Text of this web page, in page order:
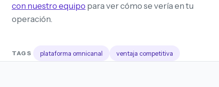
con nuestro equipo para ver cómo se vería en tu
operación.
TAGS plataforma omnicanal ventaja competitiva